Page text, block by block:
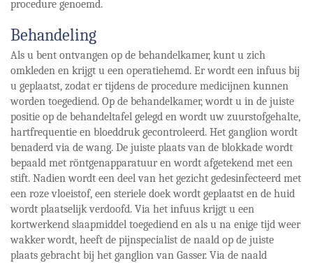
procedure genoemd.
Behandeling
Als u bent ontvangen op de behandelkamer, kunt u zich
omkleden en krijgt u een operatiehemd. Er wordt een infuus bij
u geplaatst, zodat er tijdens de procedure medicijnen kunnen
worden toegediend. Op de behandelkamer, wordt u in de juiste
positie op de behandeltafel gelegd en wordt uw zuurstofgehalte,
hartfrequentie en bloeddruk gecontroleerd. Het ganglion wordt
benaderd via de wang. De juiste plaats van de blokkade wordt
bepaald met röntgenapparatuur en wordt afgetekend met een
stift. Nadien wordt een deel van het gezicht gedesinfecteerd met
een roze vloeistof, een steriele doek wordt geplaatst en de huid
wordt plaatselijk verdoofd. Via het infuus krijgt u een
kortwerkend slaapmiddel toegediend en als u na enige tijd weer
wakker wordt, heeft de pijnspecialist de naald op de juiste
plaats gebracht bij het ganglion van Gasser. Via de naald